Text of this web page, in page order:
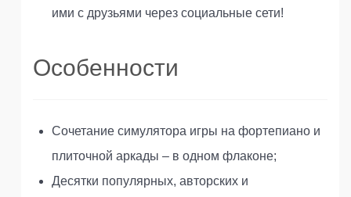
ими с друзьями через социальные сети!
Особенности
Сочетание симулятора игры на фортепиано и
плиточной аркады – в одном флаконе;
Десятки популярных, авторских и